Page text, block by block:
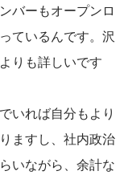
バーもオープンロ
ているんです。沢
りも詳しいです
いれば自分もより
ますし、社内政治
いながら、余計な